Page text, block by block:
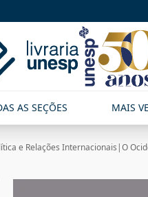
AS SEÇÕES MAIS
e Relações Internacionais |O